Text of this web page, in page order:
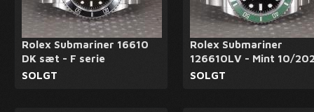
Rolex Submariner 16610
DK sæt - F serie
SOLGT
Rolex Submariner
126610LV - Mint 10/
SOLGT